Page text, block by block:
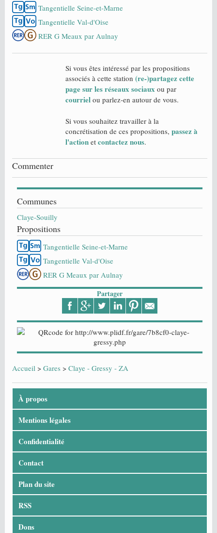
Accueil > Gares > Claye - Gressy - ZA
Communes
Claye-Souilly
Propositions
Tangentielle Seine-et-Marne
Tangentielle Val-d'Oise
RER G Meaux par Aulnay
Partager
Tangentielle Seine-et-Marne
Tangentielle Val-d'Oise
RER G Meaux par Aulnay
Si vous êtes intéressé par les propositions
associés à cette station (re-)partagez cette
page sur les réseaux sociaux ou par
courriel ou parlez-en autour de vous.
Si vous souhaitez travailler à la
concrétisation de ces propositions, passez à
l'action et contactez nous.
Commenter
À propos
Mentions légales
Confidentialité
Contact
Plan du site
RSS
Dons